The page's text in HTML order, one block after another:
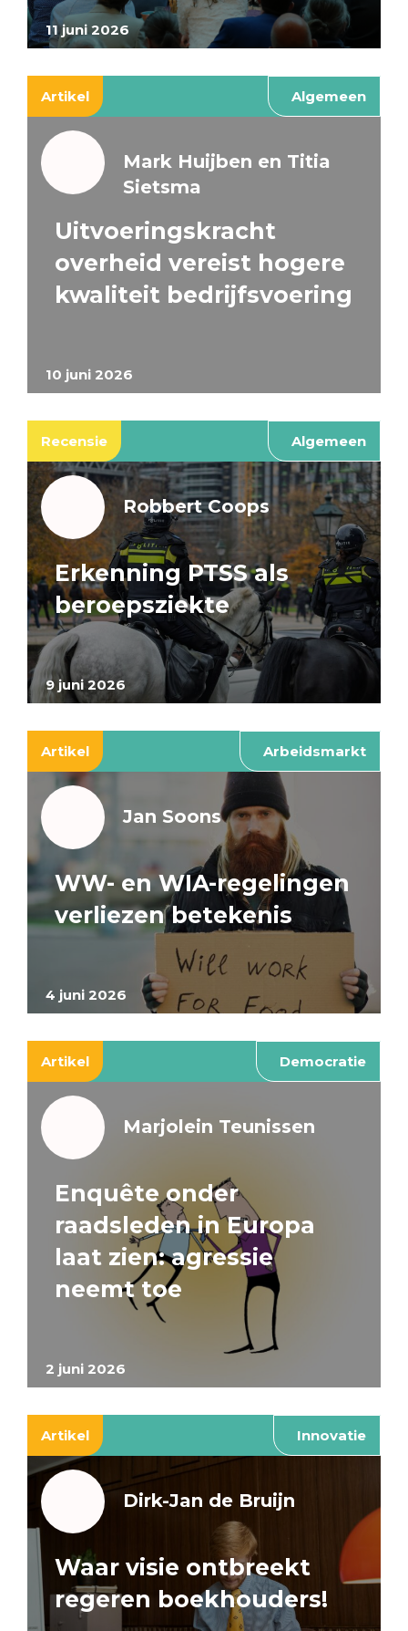
11 juni 2026
Artikel Algemeen
10 juni 2026
Mark Huijben en Titia
Sietsma
Uitvoeringskracht
overheid vereist hogere
kwaliteit bedrijfsvoering
Recensie Algemeen
9 juni 2026
Robbert Coops
Erkenning PTSS als
beroepsziekte
Artikel Arbeidsmarkt
4 juni 2026
Jan Soons
WW- en WIA-regelingen
verliezen betekenis
Artikel Democratie
2 juni 2026
Marjolein Teunissen
Enquête onder
raadsleden in Europa
laat zien: agressie
neemt toe
Artikel Innovatie
Dirk-Jan de Bruijn
Waar visie ontbreekt
regeren boekhouders!